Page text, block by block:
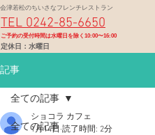
定休日：水曜日
TEL 0242-85-6650
会津若松のちいさなフレンチレストラン
​ご予約の受付時間は水曜日を除く10:00〜16:00
記事
全ての記事
全ての記事
ショコラ カフェ
1月14日 読了時間: 2分